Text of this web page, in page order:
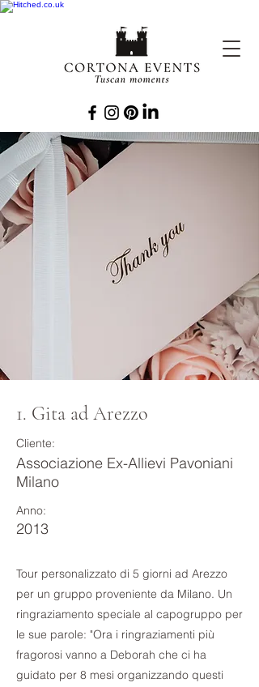
1. Gita ad Arezzo
Cliente:
Associazione Ex-Allievi Pavoniani
Milano
Anno:
2013
Tour personalizzato di 5 giorni ad Arezzo
per un gruppo proveniente da Milano. Un
ringraziamento speciale al capogruppo per
le sue parole: "Ora i ringraziamenti più
fragorosi vanno a Deborah che ci ha
guidato per 8 mesi organizzando questi